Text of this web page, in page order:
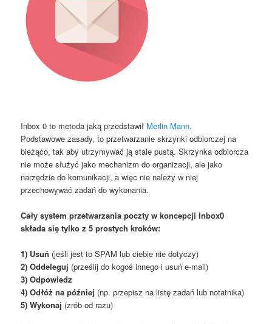
Inbox 0 to metoda jaką przedstawił Merlin Mann.
Podstawowe zasady, to przetwarzanie skrzynki odbiorczej na
bieżąco, tak aby utrzymywać ją stale pustą. Skrzynka odbiorcza
nie może służyć jako mechanizm do organizacji, ale jako
narzędzie do komunikacji, a więc nie należy w niej
przechowywać zadań do wykonania.
Cały system przetwarzania poczty w koncepcji Inbox0
składa się tylko z 5 prostych kroków:
1) Usuń (jeśli jest to SPAM lub ciebie nie dotyczy)
2) Oddeleguj (prześlij do kogoś innego i usuń e-mail)
3) Odpowiedz
4) Odłóż na później (np. przepisz na listę zadań lub notatnika)
5) Wykonaj (zrób od razu)